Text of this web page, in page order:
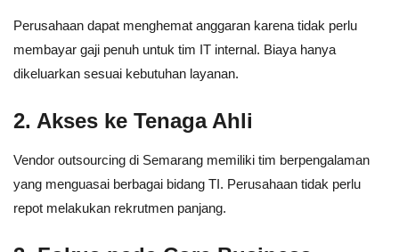
Perusahaan dapat menghemat anggaran karena tidak perlu
membayar gaji penuh untuk tim IT internal. Biaya hanya
dikeluarkan sesuai kebutuhan layanan.
2. Akses ke Tenaga Ahli
Vendor outsourcing di Semarang memiliki tim berpengalaman
yang menguasai berbagai bidang TI. Perusahaan tidak perlu
repot melakukan rekrutmen panjang.